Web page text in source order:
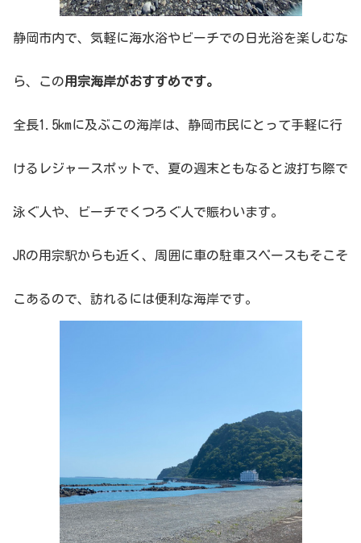
静岡市内で、気軽に海水浴やビーチでの日光浴を楽しむな
ら、この用宗海岸がおすすめです。
全長1.5kmに及ぶこの海岸は、静岡市民にとって手軽に行
けるレジャースポットで、夏の週末ともなると波打ち際で
泳ぐ人や、ビーチでくつろぐ人で賑わいます。
JRの用宗駅からも近く、周囲に車の駐車スペースもそこそ
こあるので、訪れるには便利な海岸です。